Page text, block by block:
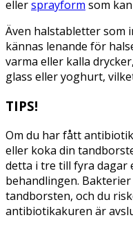
ellersprayform som
Även halstabletter som
kännas lenande för
varma eller kalla
glass eller yoghurt,
TIPS!
Om du har fått
eller koka din
detta i tre till fyra
behandlingen.
tandborsten, och du
antibiotikakuren är